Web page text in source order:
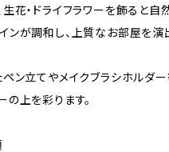
生花・ドライフラワーを飾ると自
ンが調和し、上質なお部屋を演
ペン立てやメイクブラシホルダ
の上を彩ります。